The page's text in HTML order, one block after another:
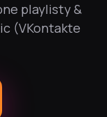
playlisty &
(VKontakte